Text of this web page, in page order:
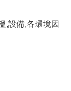
,設備,各環境因